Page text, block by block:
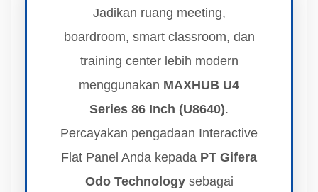
Jadikan ruang meeting,
boardroom, smart classroom, dan
training center lebih modern
menggunakan MAXHUB U4
Series 86 Inch (U8640).
Percayakan pengadaan Interactive
Flat Panel Anda kepada PT Gifera
Odo Technologysebagai